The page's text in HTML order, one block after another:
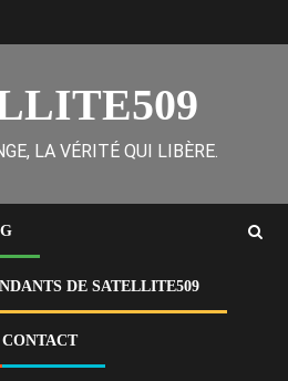
LA VÉRITÉ QUI LIBÈRE.
DE SATELLITE509
CONTACT
tire sur deux personnes lors du
et un blessé